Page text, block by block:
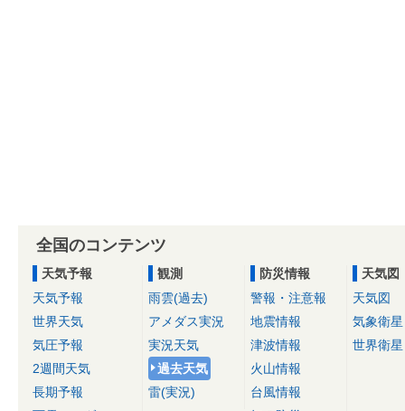
全国のコンテンツ
天気予報
天気予報
世界天気
気圧予報
2週間天気
長期予報
観測
雨雲(過去)
アメダス実況
実況天気
過去天気
雷(実況)
防災情報
警報・注意報
地震情報
津波情報
火山情報
台風情報
天気図
天気図
気象衛星
世界衛星